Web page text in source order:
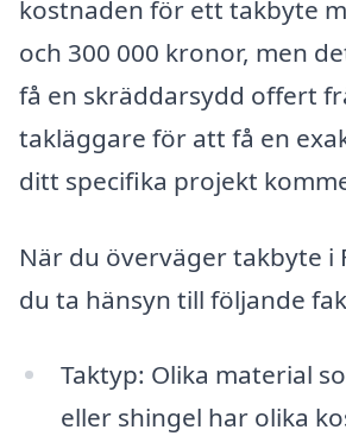
kostnaden för ett takbyte
och 300 000 kronor, men
få en skräddarsydd offert
takläggare för att få en
ditt specifika projekt
När du överväger takbyte i
du ta hänsyn till följande
Taktyp: Olika material
eller shingel har olika